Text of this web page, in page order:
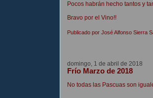
Pocos habrán hecho tantos y
Bravo por el Vino!!
Publicado por José Alfonso Sierra
domingo, 1 de abril de 2018
Frío Marzo de 2018
No todas las Pascuas son